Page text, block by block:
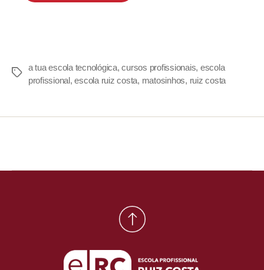
a tua escola tecnológica,cursos profissionais, escola
profissional,escola ruiz costa, matosinhos, ruiz costa